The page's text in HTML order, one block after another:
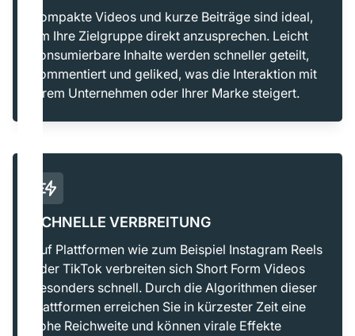
Kompakte Videos und kurze Beiträge sind ideal,
um Ihre Zielgruppe direkt anzusprechen. Leicht
konsumierbare Inhalte werden schneller geteilt,
kommentiert und geliked, was die Interaktion mit
Ihrem Unternehmen oder Ihrer Marke steigert.
SCHNELLE VERBREITUNG
Auf Plattformen wie zum Beispiel Instagram Reels
oder TikTok verbreiten sich Short Form Videos
besonders schnell. Durch die Algorithmen dieser
Plattformen erreichen Sie in kürzester Zeit eine
hohe Reichweite und können virale Effekte